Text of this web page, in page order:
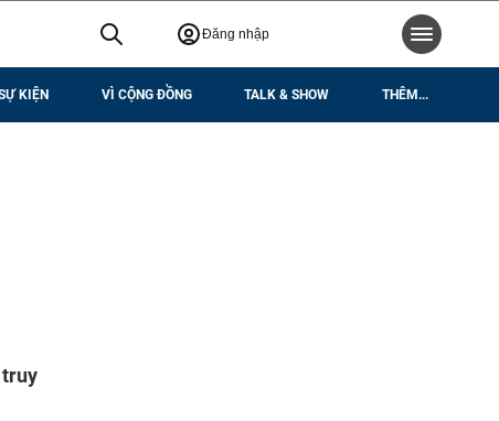
Đăng nhập
KIỆN VÌ CỘNG ĐỒNG TALK & SHOW THÊM...
truy